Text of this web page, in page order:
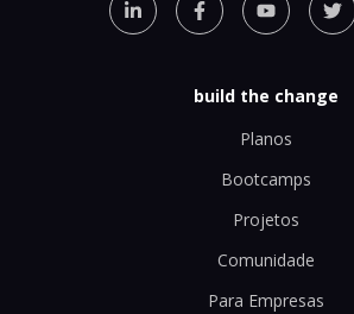
build the change
Planos
Bootcamps
Projetos
Comunidade
Para Empresas